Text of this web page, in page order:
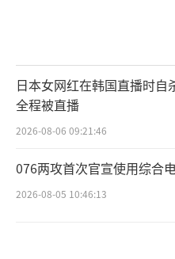
日本女网红在韩国直播时自
全程被直播
2026-08-06 09:21:46
076两攻首次官宣使用综合电
2026-08-05 10:46:13